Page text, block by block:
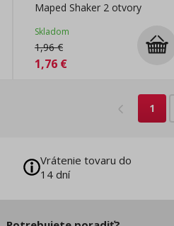
Maped Shaker 2 otvory
Skladom
1,96€
1,76 €
1
Vrátenie tovaru do
14 dní